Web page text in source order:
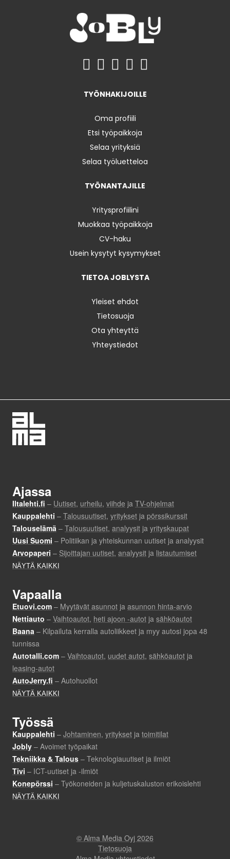
TYÖNHAKIJOILLE
Oma profiili
Etsi työpaikkoja
Selaa yrityksiä
Selaa työluetteloa
TYÖNANTAJILLE
Yritysprofiilini
Muokkaa työpaikkoja
CV-haku
Usein kysytyt kysymykset
TIETOA JOBLYSTA
Yleiset ehdot
Tietosuoja
Ota yhteyttä
Yhteystiedot